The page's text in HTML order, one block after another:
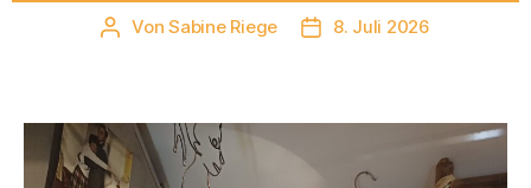
Beitragsautor
VonSabine Riege Veröffentlichungsdatum
8. Juli 2026